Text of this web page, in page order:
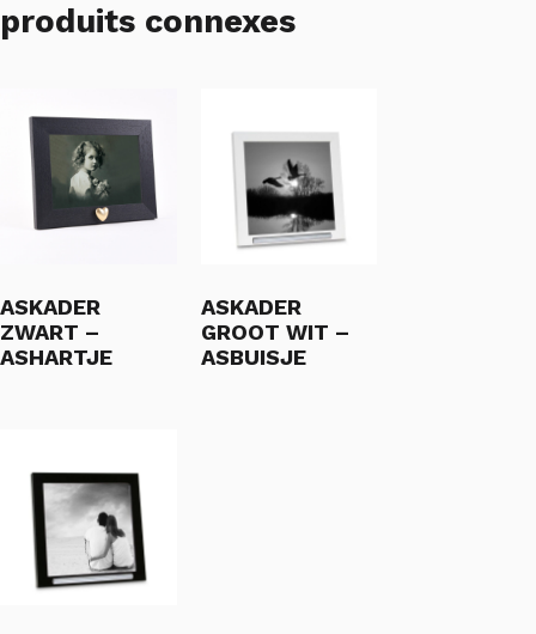
produits connexes
ASKADER
ZWART –
ASHARTJE
ASKADER
GROOT WIT –
ASBUISJE